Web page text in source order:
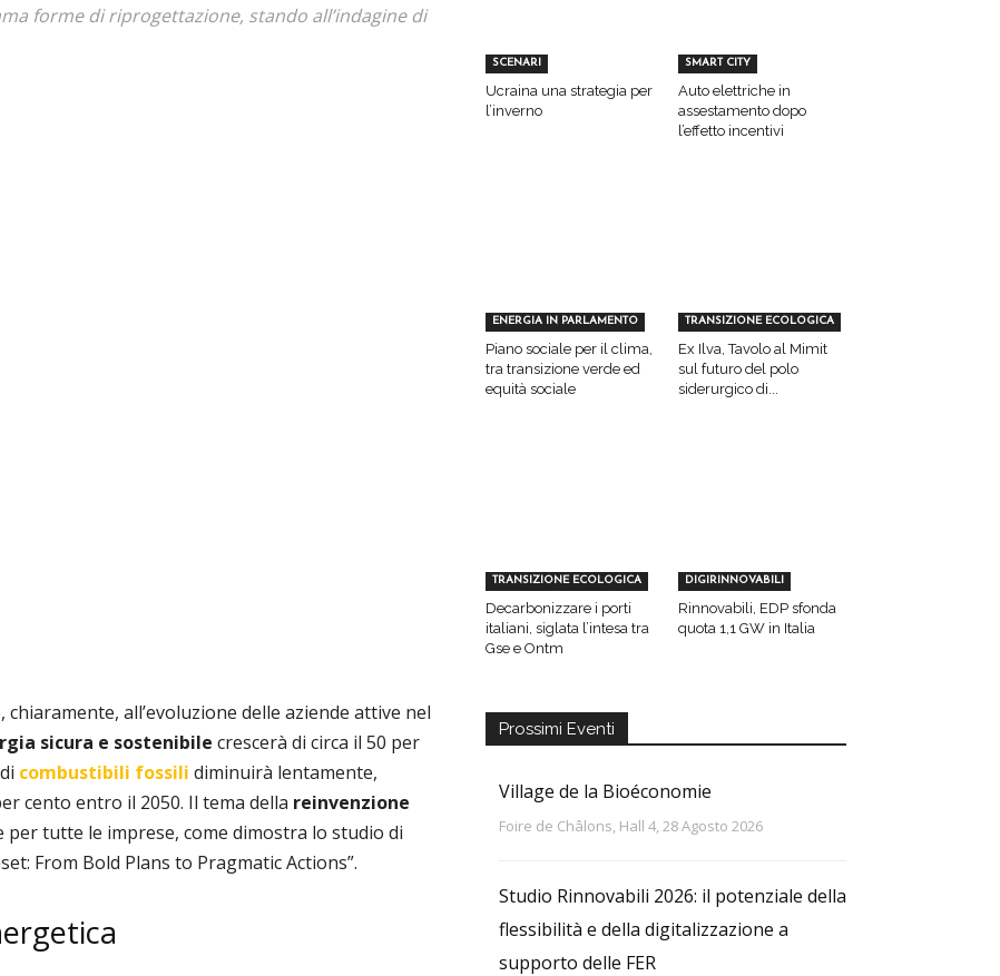
forme di riprogettazione, stando all’indagine di
all’evoluzione delle aziende attive nel
sicura e sostenibile crescerà di circa il 50 per
combustibili fossili diminuirà lentamente,
cento entro il 2050. Il tema della reinvenzione
tutte le imprese, come dimostra lo studio di
From Bold Plans to Pragmatic Actions”.
SCENARI
Ucraina una strategia per
l’inverno
SMART CITY
Auto elettriche in
assestamento dopo
l’effetto incentivi
ENERGIA IN PARLAMENTO
Piano sociale per il clima,
tra transizione verde ed
equità sociale
TRANSIZIONE ECOLOGICA
Ex Ilva, Tavolo al Mimit
sul futuro del polo
siderurgico di...
TRANSIZIONE ECOLOGICA
Decarbonizzare i porti
italiani, siglata l’intesa tra
Gse e Ontm
DIGIRINNOVABILI
Rinnovabili, EDP sfonda
quota 1,1 GW in Italia
Prossimi Eventi
Village de la Bioéconomie
Foire de Châlons, Hall 4, 28 Agosto 2026
Studio Rinnovabili 2026: il potenziale della
flessibilità e della digitalizzazione a
supporto delle FER